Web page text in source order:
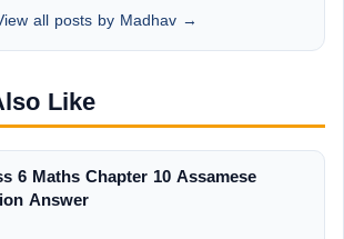
all posts by Madhav →
Like
6 Maths Chapter 10 Assamese
Answer